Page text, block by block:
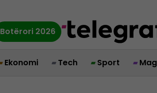
Botërori 2026
Ekonomi Tech Sport